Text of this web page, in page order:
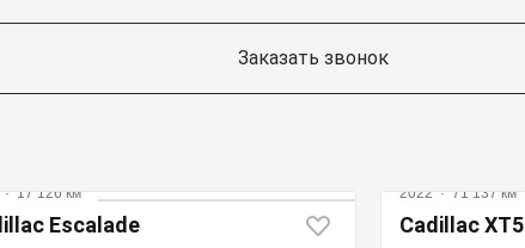
Заказать звонок
· 17 126 км
Escalade
2022 · 71 137 км
Cadillac XT5